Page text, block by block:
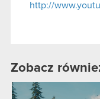
http://
Zobacz